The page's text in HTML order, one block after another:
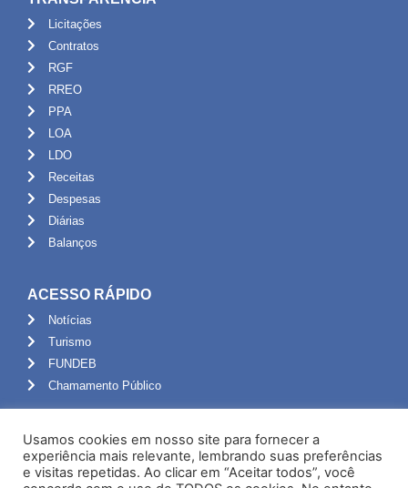
Licitações
Contratos
RGF
RREO
PPA
LOA
LDO
Receitas
Despesas
Diárias
Balanços
ACESSO RÁPIDO
Notícias
Turismo
FUNDEB
Chamamento Público
Portal do Servidor
Webmail
Usamos cookies em nosso site para fornecer a
experiência mais relevante, lembrando suas preferências
e visitas repetidas. Ao clicar em “Aceitar todos”, você